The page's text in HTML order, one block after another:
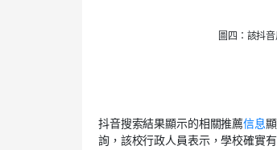
圖四：該抖
抖音搜索結果顯示的相關推薦信息
詢，該校行政人員表示，學校確實